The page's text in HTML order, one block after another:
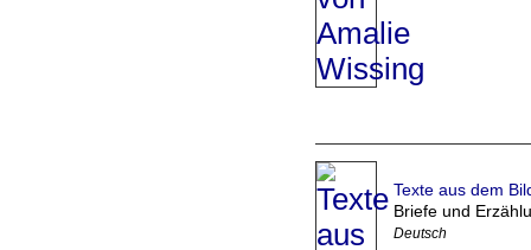
Texte aus dem
Briefe und
Deutsch